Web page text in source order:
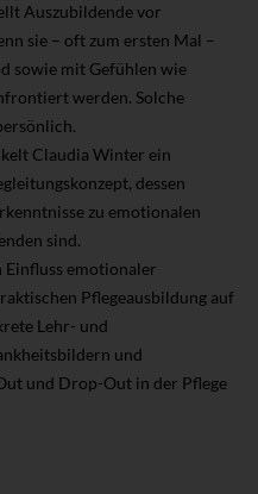
Auszubildende vor
sie – oft zum ersten Mal –
sowie mit Gefühlen wie
werden. Solche
Claudia Winter ein
dessen
zu emotionalen
sind.
emotionaler
Pflegeausbildung auf
Lehr- und
und
und Drop-Out in der Pflege